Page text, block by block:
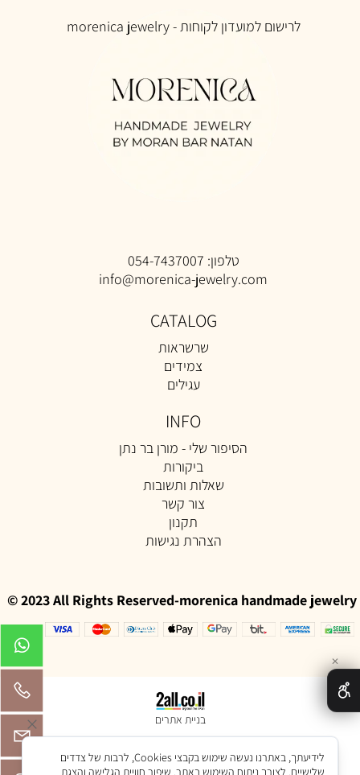
לרישום למועדון לקוחות -morenica jewelry
טלפון: 054-7437007
info@morenica-jewelry.com
CATALOG
שרשראות
צמידים
עגילים
INFO
הסיפור שלי - מורן בר נתן
ביקורות
שאלות ותשובות
צור קשר
תקנון
הצהרת נגישות
© 2023 All Rights Reserved-morenica handmade jewelry
בניית אתרים
✕
לידיעתך, באתרנו נעשה שימוש בקבצי Cookies, לרבות של צדדים
שלישיים, לצורך ניתוח השימוש באתר, שיפור חוויית הגלישה והצגת